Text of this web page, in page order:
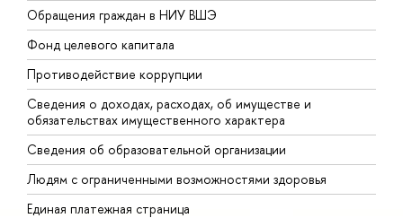
Обращения граждан в НИУ ВШЭ
Фонд целевого капитала
Противодействие коррупции
Сведения о доходах, расходах, об имуществе и
обязательствах имущественного характера
Сведения об образовательной организации
Людям с ограниченными возможностями здоровья
Единая платежная страница